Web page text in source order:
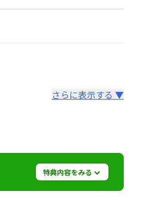
さらに表示する ▼
特典内容をみる